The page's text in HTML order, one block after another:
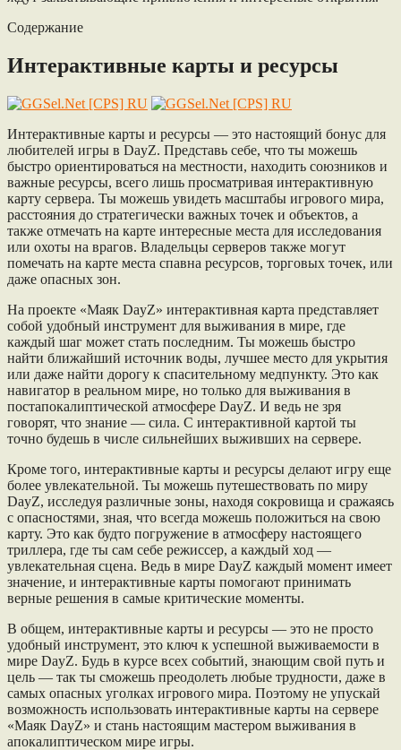
Содержание
Интерактивные карты и ресурсы
Интерактивные карты и ресурсы — это настоящий бонус для
любителей игры в DayZ. Представь себе, что ты можешь
быстро ориентироваться на местности, находить союзников и
важные ресурсы, всего лишь просматривая интерактивную
карту сервера. Ты можешь увидеть масштабы игрового мира,
расстояния до стратегически важных точек и объектов, а
также отмечать на карте интересные места для исследования
или охоты на врагов. Владельцы серверов также могут
помечать на карте места спавна ресурсов, торговых точек, или
даже опасных зон.
На проекте «Маяк DayZ» интерактивная карта представляет
собой удобный инструмент для выживания в мире, где
каждый шаг может стать последним. Ты можешь быстро
найти ближайший источник воды, лучшее место для укрытия
или даже найти дорогу к спасительному медпункту. Это как
навигатор в реальном мире, но только для выживания в
постапокалиптической атмосфере DayZ. И ведь не зря
говорят, что знание — сила. С интерактивной картой ты
точно будешь в числе сильнейших выживших на сервере.
Кроме того, интерактивные карты и ресурсы делают игру еще
более увлекательной. Ты можешь путешествовать по миру
DayZ, исследуя различные зоны, находя сокровища и сражаясь
с опасностями, зная, что всегда можешь положиться на свою
карту. Это как будто погружение в атмосферу настоящего
триллера, где ты сам себе режиссер, а каждый ход —
увлекательная сцена. Ведь в мире DayZ каждый момент имеет
значение, и интерактивные карты помогают принимать
верные решения в самые критические моменты.
В общем, интерактивные карты и ресурсы — это не просто
удобный инструмент, это ключ к успешной выживаемости в
мире DayZ. Будь в курсе всех событий, знающим свой путь и
цель — так ты сможешь преодолеть любые трудности, даже в
самых опасных уголках игрового мира. Поэтому не упускай
возможность использовать интерактивные карты на сервере
«Маяк DayZ» и стань настоящим мастером выживания в
апокалиптическом мире игры.